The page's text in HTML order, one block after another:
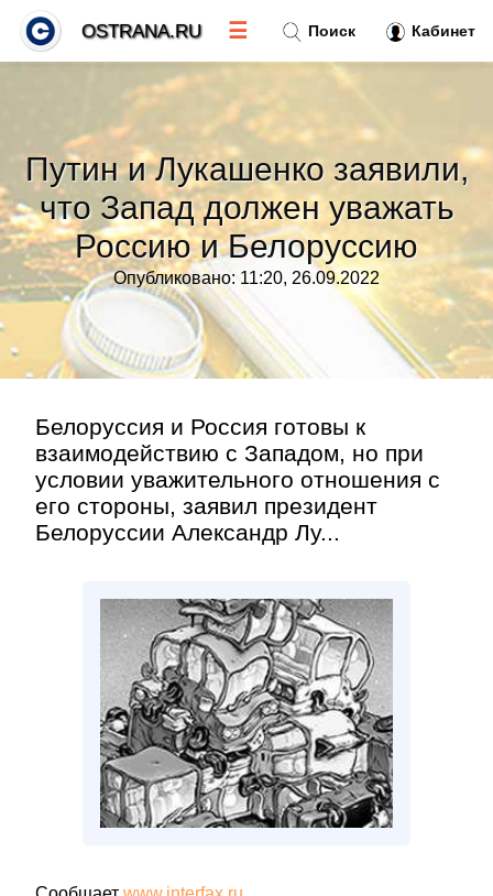
Путин и Лукашенко заявили,
что Запад должен уважать
Россию и Белоруссию
Опубликовано: 11:20, 26.09.2022
Белоруссия и Россия готовы к
взаимодействию с Западом, но при
условии уважительного отношения с
его стороны, заявил президент
Белоруссии Александр Лу...
Поиск Кабинет
OSTRANA.RU ☰
Тренды новостей»
Рубрики»
Правила
Контакт»